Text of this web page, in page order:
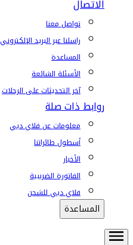
الاتصال
تواصل معنا
راسلنا عبر البريد الإلكتروني
المساعدة
الأسئلة الشائعة
آخر التحديثات على الرحلات
روابط ذات صلة
معلومات عن فلاي دبي
أسطول طائراتنا
الأخبار
الفاتورة الضريبية
فلاي دبي للشحن
المساعدة